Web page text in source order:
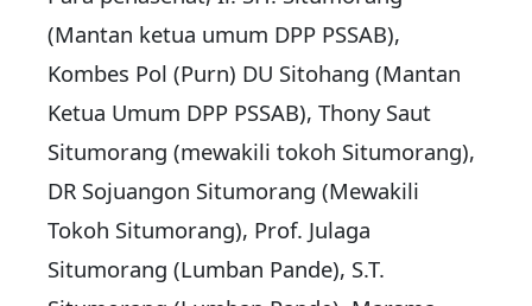
(Mantan ketua umum DPP PSSAB),
Kombes Pol (Purn) DU Sitohang (Mantan
Ketua Umum DPP PSSAB), Thony Saut
Situmorang (mewakili tokoh Situmorang),
DR Sojuangon Situmorang (Mewakili
Tokoh Situmorang), Prof. Julaga
Situmorang (Lumban Pande), S.T.